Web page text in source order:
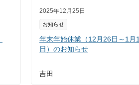
2025年12月25日
お知らせ
年末年始休業（12月26日～1月1
日）のお知らせ
吉田